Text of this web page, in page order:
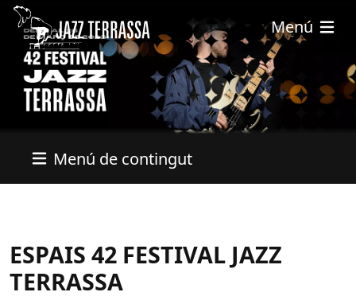
Pasar al contenido principal
Menú
Menú de contingut
ESPAIS 42 FESTIVAL JAZZ
TERRASSA